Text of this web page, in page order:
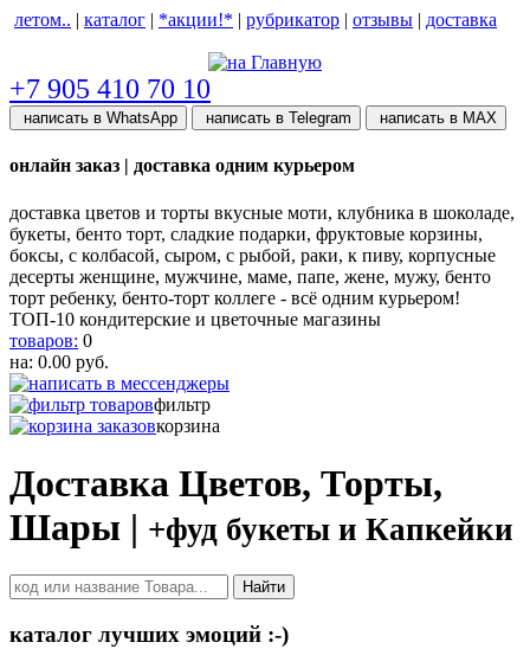
летом.. | каталог | *акции!* | рубрикатор | отзывы | доставка
+7 905 410 70 10
написать в WhatsApp написать в Telegram написать в МАХ
онлайн заказ | доставка одним курьером
доставка цветов и торты вкусные моти, клубника в шоколаде,
букеты, бенто торт, сладкие подарки, фруктовые корзины,
боксы, с колбасой, сыром, с рыбой, раки, к пиву, корпусные
десерты женщине, мужчине, маме, папе, жене, мужу, бенто
торт ребенку, бенто-торт коллеге - всё одним курьером!
ТОП-10 кондитерские и цветочные магазины
товаров: 0
на: 0.00 руб.
фильтр
корзина
Доставка Цветов, Торты,
Шары | +фуд букеты и Капкейки
Найти
каталог лучших эмоций :-)